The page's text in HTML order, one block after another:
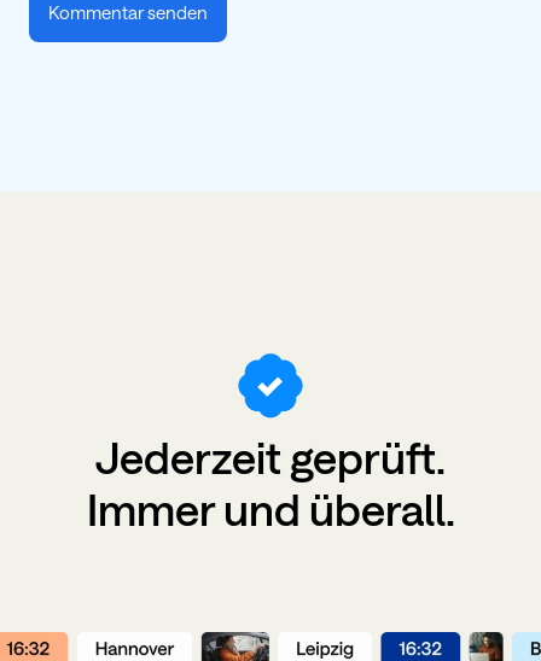
Jederzeit geprüft.
Immer und überall.